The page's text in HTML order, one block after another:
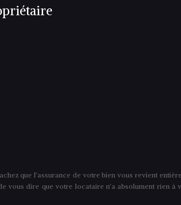
que l’assurance de votre bien vous revient
vous dire que votre locataire n’a absolument rien